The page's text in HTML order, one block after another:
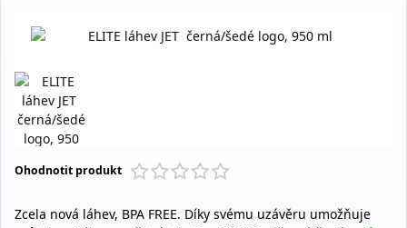
Ohodnotit produkt
Zcela nová láhev, BPA FREE. Díky svému uzávěru umožňuje